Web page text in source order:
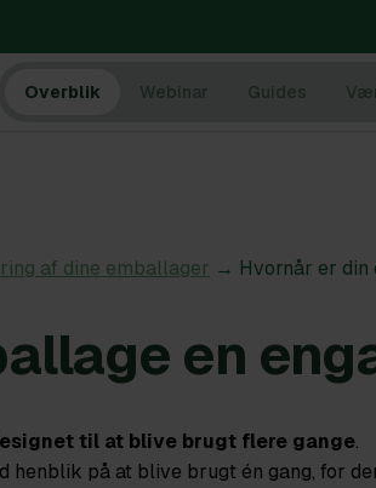
Overblik Webinar Guides
af dine emballager → Hvornår er din
en
til at blive brugt flere gange.
henblik på at blive brugt én gang, for